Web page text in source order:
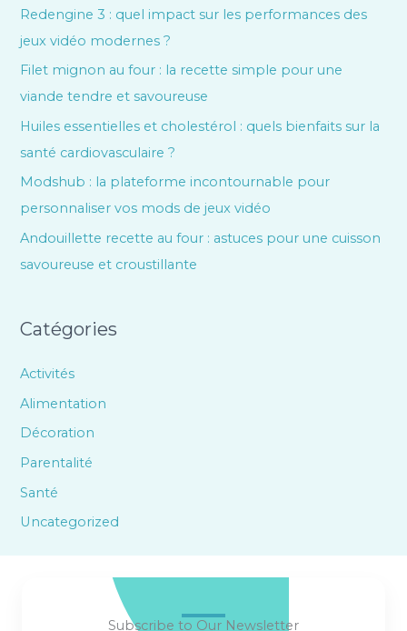
Redengine 3 : quel impact sur les performances des
jeux vidéo modernes ?
Filet mignon au four : la recette simple pour une
viande tendre et savoureuse
Huiles essentielles et cholestérol : quels bienfaits sur la
santé cardiovasculaire ?
Modshub : la plateforme incontournable pour
personnaliser vos mods de jeux vidéo
Andouillette recette au four : astuces pour une cuisson
savoureuse et croustillante
Catégories
Activités
Alimentation
Décoration
Parentalité
Santé
Uncategorized
Subscribe to Our Newsletter